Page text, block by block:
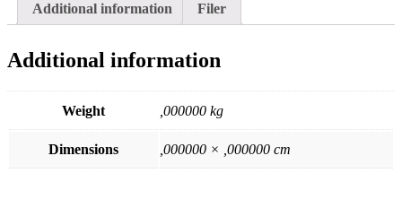
Additional information Filer
Additional information
Weight ,000000 kg
Dimensions ,000000 × ,000000 cm